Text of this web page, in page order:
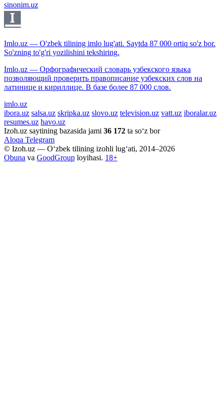
sinonim.uz
Imlo.uz — O'zbek tilining imlo lug'ati. Saytda 87 000 ortiq so'z bor.
So'zning to'g'ri yozilishini tekshiring.
Imlo.uz — Орфографический словарь узбекского языка
позволяющий проверить правописание узбекских слов на
латинице и кириллице. В базе более 87 000 слов.
imlo.uz
ibora.uz salsa.uz skripka.uz slovo.uz television.uz vatt.uz iboralar.uz
resumes.uz havo.uz
Izoh.uz saytining bazasida jami 36 172 ta so‘z bor
Aloqa Telegram
© Izoh.uz — O‘zbek tilining izohli lug‘ati, 2014–2026
Obuna va GoodGroup loyihasi. 18+